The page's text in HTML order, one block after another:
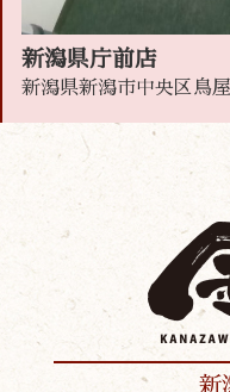
新潟県庁前店
新潟県新潟市中央区鳥
新